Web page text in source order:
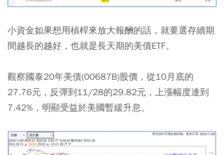
小資金如果想用槓桿來放大報酬的話，就要選存續期
間越長的越好，也就是長天期的美債ETF。
觀察國泰20年美債(00687B)股價，從10月底的
27.76元，反彈到11/28的29.82元，上漲幅度達到
7.42%，明顯受益於美國暫緩升息。